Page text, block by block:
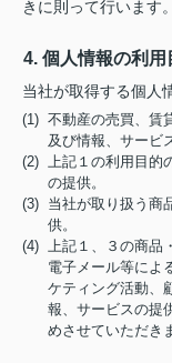
きに則って行います。
4. 個人情報の利用
当社が取得する個人
(1) 不動産の売買、賃
及び情報、サービ
(2) 上記１の利用目的
の提供。
(3) 当社が取り扱う商
供。
(4) 上記１、３の商品
電子メール等によ
ケティング活動、
報、サービスの提
めさせていただき